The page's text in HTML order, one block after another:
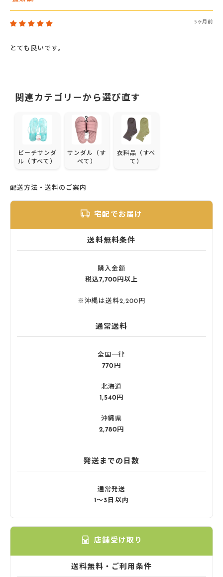
5ヶ月前
とても良いです。
関連カテゴリーから選び直す
ビーチサンダ
ル（すべて）
サンダル（す
べて）
衣料品（すべ
て）
配送方法・送料のご案内
宅配でお届け
送料無料条件
購入金額
税込7,700円以上
※沖縄は送料2,200円
通常送料
全国一律
770円
北海道
1,540円
沖縄県
2,780円
発送までの日数
通常発送
1〜3日以内
店舗受け取り
送料無料・ご利用条件